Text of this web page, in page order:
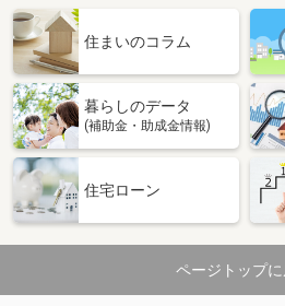
住まいのコラム
暮らしのデータ
(補助金・助成金情報)
住宅ローン
ページトップに